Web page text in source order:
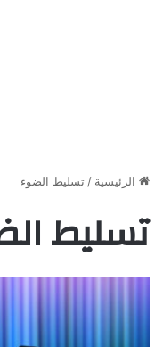
الرئيسية / تسليط الضوء
تسليط